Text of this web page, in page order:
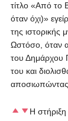
τίτλο «Από το
όταν όχι)»
της ιστορικής
Ωστόσο, όταν
του Δημάρχου
του και
αποσιωπώντας
Η